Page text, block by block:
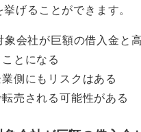
げることができます。
象会社が巨額の借入金と
とになる
側にもリスクはある
売される可能性がある